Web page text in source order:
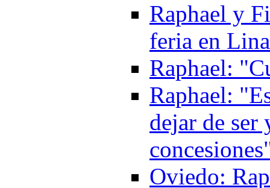
Raphael y
feria en
Raphael:
Raphael:
dejar de ser
Oviedo: